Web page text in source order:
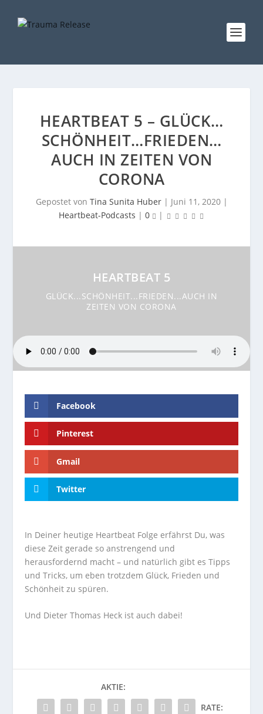
HEARTBEAT 5 – GLÜCK…
SCHÖNHEIT…FRIEDEN…
AUCH IN ZEITEN VON
CORONA
Gepostet von Tina Sunita Huber| Juni 11, 2020|
Heartbeat-Podcasts | 0 |
HEARTBEAT 5
GLÜCK...SCHÖNHEIT...FRIEDEN...AUCH IN
ZEITEN VON CORONA
Facebook
Pinterest
Gmail
Twitter
In Deiner heutige Heartbeat Folge erfährst Du, was
diese Zeit gerade so anstrengend und
herausfordernd macht – und natürlich gibt es Tipps
und Tricks, um eben trotzdem Glück, Frieden und
Schönheit zu spüren.
Und Dieter Thomas Heck ist auch dabei!
AKTIE:
RATE: